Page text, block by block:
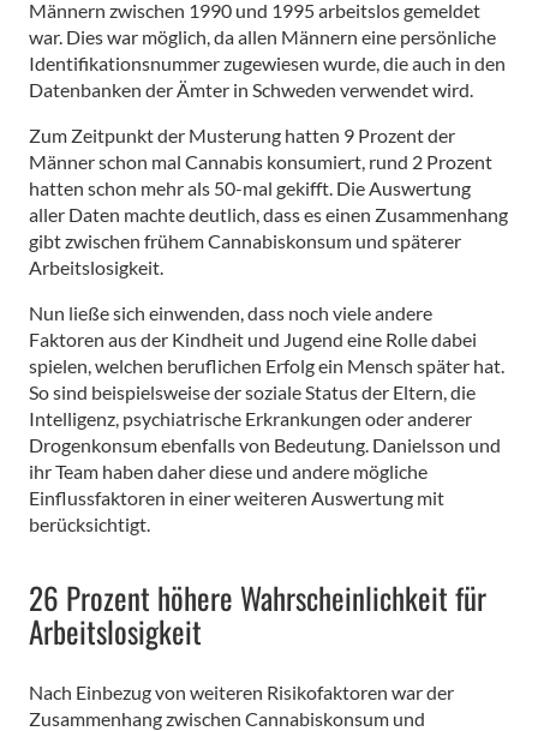
Männern zwischen 1990 und 1995 arbeitslos gemeldet
war. Dies war möglich, da allen Männern eine persönliche
Identifikationsnummer zugewiesen wurde, die auch in den
Datenbanken der Ämter in Schweden verwendet wird.
Zum Zeitpunkt der Musterung hatten 9 Prozent der
Männer schon mal Cannabis konsumiert, rund 2 Prozent
hatten schon mehr als 50-mal gekifft. Die Auswertung
aller Daten machte deutlich, dass es einen Zusammenhang
gibt zwischen frühem Cannabiskonsum und späterer
Arbeitslosigkeit.
Nun ließe sich einwenden, dass noch viele andere
Faktoren aus der Kindheit und Jugend eine Rolle dabei
spielen, welchen beruflichen Erfolg ein Mensch später hat.
So sind beispielsweise der soziale Status der Eltern, die
Intelligenz, psychiatrische Erkrankungen oder anderer
Drogenkonsum ebenfalls von Bedeutung. Danielsson und
ihr Team haben daher diese und andere mögliche
Einflussfaktoren in einer weiteren Auswertung mit
berücksichtigt.
26 Prozent höhere Wahrscheinlichkeit für
Arbeitslosigkeit
Nach Einbezug von weiteren Risikofaktoren war der
Zusammenhang zwischen Cannabiskonsum und